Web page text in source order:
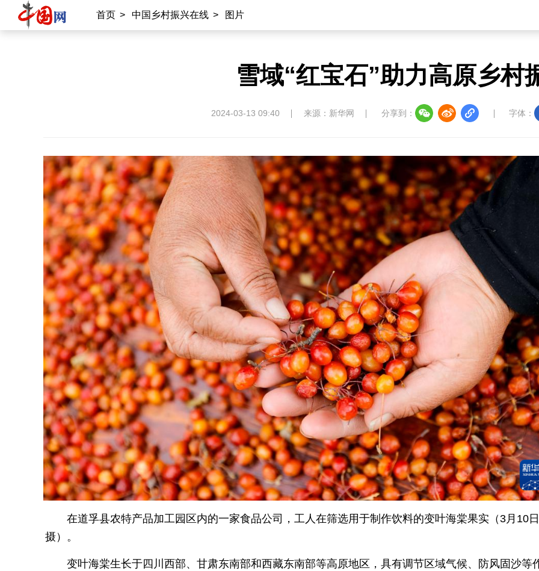
首页 > 中国乡村振兴在线 > 图片
雪域“红宝石”助力高原乡村
2024-03-13 09:40 来源：新华网 分享到： 字体：
在道孚县农特产品加工园区内的一家食品公司，工人在筛选用于制作饮料的变叶海棠果实（3月10日
摄）。
变叶海棠生长于四川西部、甘肃东南部和西藏东南部等高原地区，具有调节区域气候、防风固沙等